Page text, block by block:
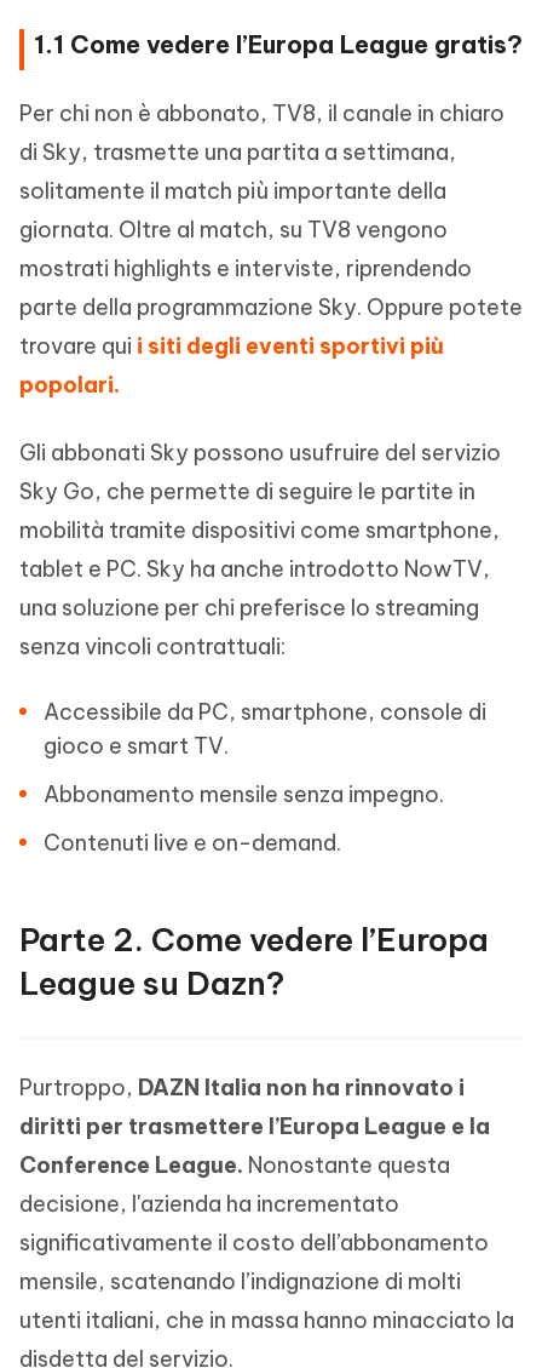
1.1 Come vedere l’Europa League gratis?
Per chi non è abbonato, TV8, il canale in chiaro
di Sky, trasmette una partita a settimana,
solitamente il match più importante della
giornata. Oltre al match, su TV8 vengono
mostrati highlights e interviste, riprendendo
parte della programmazione Sky. Oppure potete
trovare qui i siti degli eventi sportivi più
popolari.
Gli abbonati Sky possono usufruire del servizio
Sky Go, che permette di seguire le partite in
mobilità tramite dispositivi come smartphone,
tablet e PC. Sky ha anche introdotto NowTV,
una soluzione per chi preferisce lo streaming
senza vincoli contrattuali:
Accessibile da PC, smartphone, console di
gioco e smart TV.
Abbonamento mensile senza impegno.
Contenuti live e on-demand.
Parte 2. Come vedere l’Europa
League su Dazn?
Purtroppo, DAZN Italia non ha rinnovato i
diritti per trasmettere l’Europa League e la
Conference League. Nonostante questa
decisione, l'azienda ha incrementato
significativamente il costo dell’abbonamento
mensile, scatenando l’indignazione di molti
utenti italiani, che in massa hanno minacciato la
disdetta del servizio.